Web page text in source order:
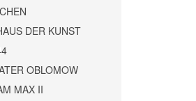
DER KUNST
OBLOMOW
MAX II